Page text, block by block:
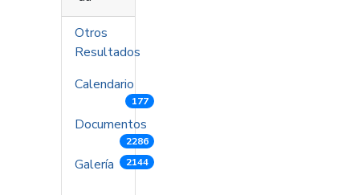
Otros
Resultados
Calendario
177
Documentos
2286
Galería 2144